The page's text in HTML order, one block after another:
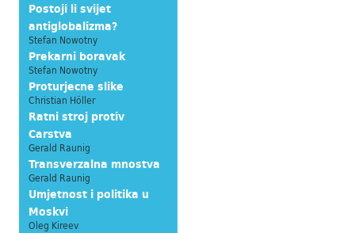
Postoji li svijet
antiglobalizma?
Stefan Nowotny
Prekarni boravak
Stefan Nowotny
Proturjecne slike
Christian Höller
Ratni stroj protiv
Carstva
Gerald Raunig
Transverzalna mnostva
Gerald Raunig
Umjetnost i politika u
Moskvi
Oleg Kireev